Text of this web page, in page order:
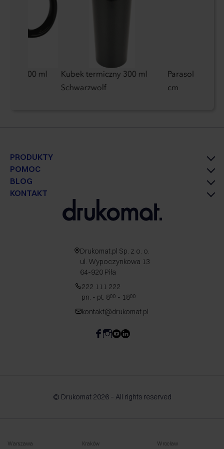
300 ml
Kubek termiczny 300 ml
Schwarzwolf
Parasol
cm
PRODUKTY
POMOC
BLOG
KONTAKT
Drukomat.pl Sp. z o. o.
ul. Wypoczynkowa 13
64-920 Piła
222 111 222
pn. - pt. 800 - 1800
kontakt@drukomat.pl
© Drukomat 2026 – All rights reserved
Warszawa Kraków Wrocław